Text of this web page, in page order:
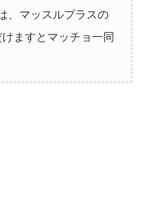
、マッスルプラスの
ますとマッチョ一同